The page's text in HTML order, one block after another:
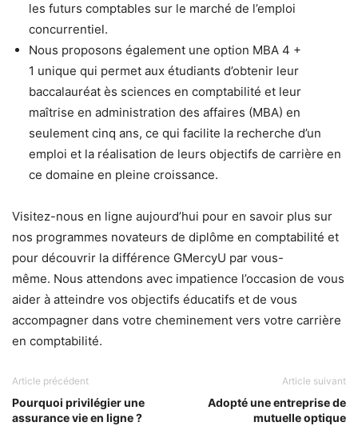
les futurs comptables sur le marché de l’emploi
concurrentiel.
Nous proposons également une option MBA 4 +
1 unique qui permet aux étudiants d’obtenir leur
baccalauréat ès sciences en comptabilité et leur
maîtrise en administration des affaires (MBA) en
seulement cinq ans, ce qui facilite la recherche d’un
emploi et la réalisation de leurs objectifs de carrière en
ce domaine en pleine croissance.
Visitez-nous en ligne aujourd’hui pour en savoir plus sur
nos programmes novateurs de diplôme en comptabilité et
pour découvrir la différence GMercyU par vous-
même. Nous attendons avec impatience l’occasion de vous
aider à atteindre vos objectifs éducatifs et de vous
accompagner dans votre cheminement vers votre carrière
en comptabilité.
Article précédent
Pourquoi privilégier une
assurance vie en ligne ?
Article suivant
Adopté une entreprise de
mutuelle optique